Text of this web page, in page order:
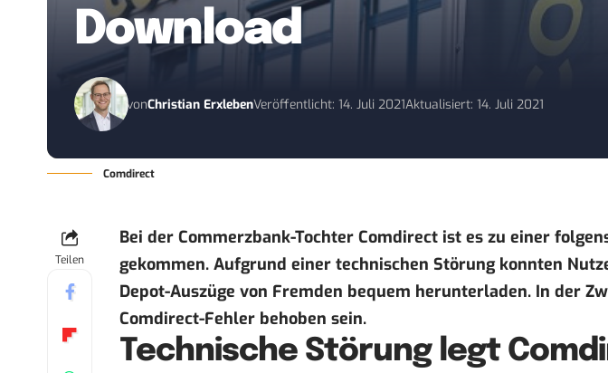
Download
vonChristian ErxlebenVeröffentlicht: 14. Juli 2021Aktualisiert: 14. Juli 2021
Comdirect
Teilen
Bei der Commerzbank-Tochter Comdirect ist es zu einer
gekommen. Aufgrund einer technischen Störung konnten
Depot-Auszüge von Fremden bequem herunterladen. In der
Comdirect-Fehler behoben sein.
Technische Störung legt